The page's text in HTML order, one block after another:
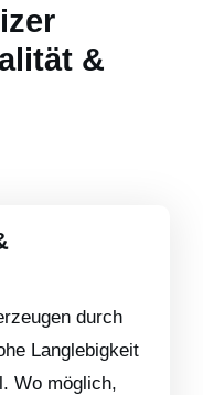
&
durch
Langlebigkeit
Wo möglich,